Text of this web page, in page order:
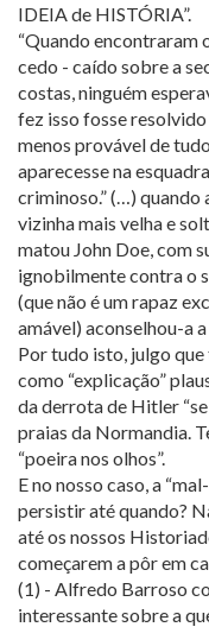
IDEIA de HISTÓRIA”.
“Quando encontraram
cedo - caído sobre a
costas, ninguém
fez isso fosse
menos provável de
aparecesse na
criminoso.” (…) quando
vizinha mais velha e
matou John Doe, com
ignobilmente contra o
(que não é um rapaz
amável) aconselhou-a
Por tudo isto, julgo que
como “explicação”
da derrota de Hitler “se
praias da Normandia.
“poeira nos olhos”.
E no nosso caso, a
persistir até quando?
até os nossos
começarem a pôr em
(1) - Alfredo Barroso
interessante sobre a